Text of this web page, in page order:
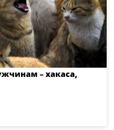
– хакаса,